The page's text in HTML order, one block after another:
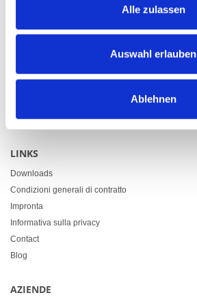
Alle zulassen
Auswahl erlauben
Ablehnen
CONTATTO
Zürcherstrasse 37
info@heimgartner.com
LINKS
Downloads
Condizioni generali di contratto
Impronta
Informativa sulla privacy
Contact
Blog
AZIENDE